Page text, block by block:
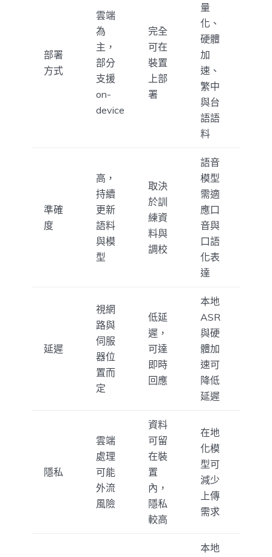
部署
方式
雲端
為
主，
部分
支援
on-
device
完全
可在
裝置
上部
署
量
化、
硬體
加
速、
繁中
與台
語語
料
準確
度
高，
持續
更新
語料
與模
型
取決
於訓
練資
料與
調校
語音
模型
需適
應口
音與
口語
化表
達
延遲
視網
路與
伺服
器位
置而
定
低延
遲，
可達
即時
回應
本地
ASR
與硬
體加
速可
降低
延遲
隱私
雲端
處理
可能
外流
風險
資料
可留
在裝
置
內，
隱私
較高
在地
化模
型可
減少
上傳
需求
本地